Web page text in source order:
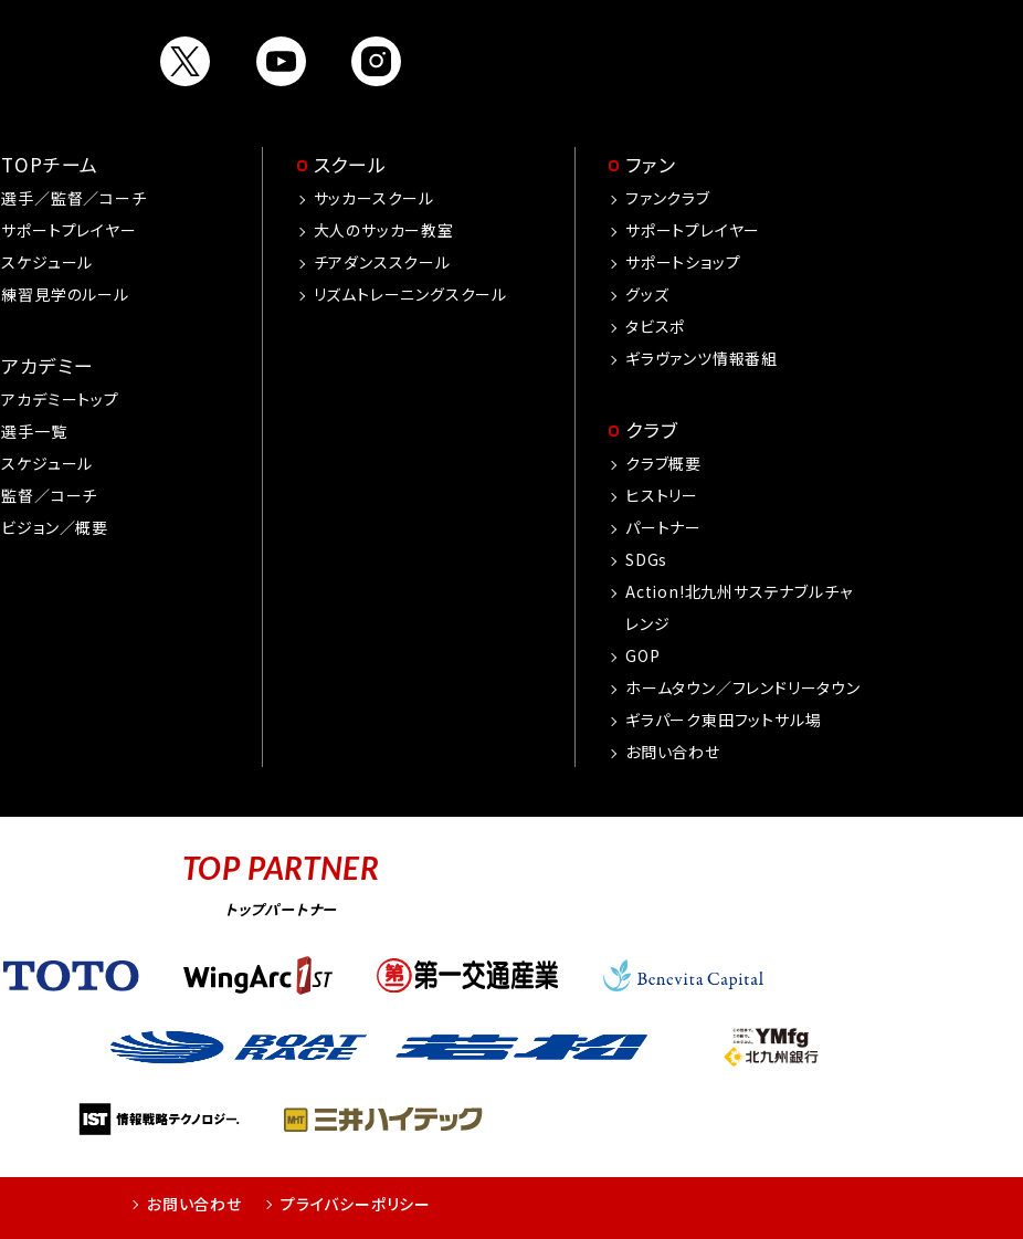
TOPチーム
選手／監督／コーチ
サポートプレイヤー
スケジュール
練習見学のルール
アカデミー
アカデミートップ
選手一覧
スケジュール
監督／コーチ
ビジョン／概要
スクール
サッカースクール
大人のサッカー教室
チアダンススクール
リズムトレーニングスクール
ファン
ファンクラブ
サポートプレイヤー
サポートショップ
グッズ
タビスポ
ギラヴァンツ情報番組
クラブ
クラブ概要
ヒストリー
パートナー
SDGs
Action!北九州サステナブルチャ
レンジ
GOP
ホームタウン／フレンドリータウン
ギラパーク東田フットサル場
お問い合わせ
TOP PARTNER
トップパートナー
お問い合わせ プライバシーポリシー